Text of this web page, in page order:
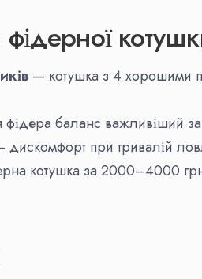
— котушка з 4 хорошими
баланс важливіший за
при тривалій
котушка за 2000–4000